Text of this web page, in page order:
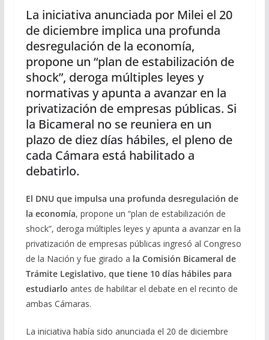
La iniciativa anunciada por Milei el 20
de diciembre implica una profunda
desregulación de la economía,
propone un “plan de estabilización de
shock”, deroga múltiples leyes y
normativas y apunta a avanzar en la
privatización de empresas públicas. Si
la Bicameral no se reuniera en un
plazo de diez días hábiles, el pleno de
cada Cámara está habilitado a
debatirlo.
El DNU que impulsa una profunda desregulación de
la economía, propone un “plan de estabilización de
shock”, deroga múltiples leyes y apunta a avanzar en la
privatización de empresas públicas ingresó al Congreso
de la Nación y fue girado a la Comisión Bicameral de
Trámite Legislativo, que tiene 10 días hábiles para
estudiarlo antes de habilitar el debate en el recinto de
ambas Cámaras.
La iniciativa había sido anunciada el 20 de diciembre